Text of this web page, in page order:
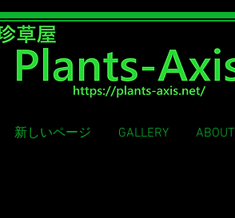
grass shop
新しいページ GALLERY ABOUT